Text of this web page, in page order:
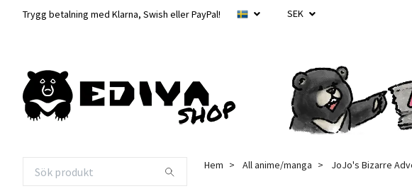
Trygg betalning med Klarna, Swish eller PayPal! SEK
Hem All anime/manga JoJo's Bizarre